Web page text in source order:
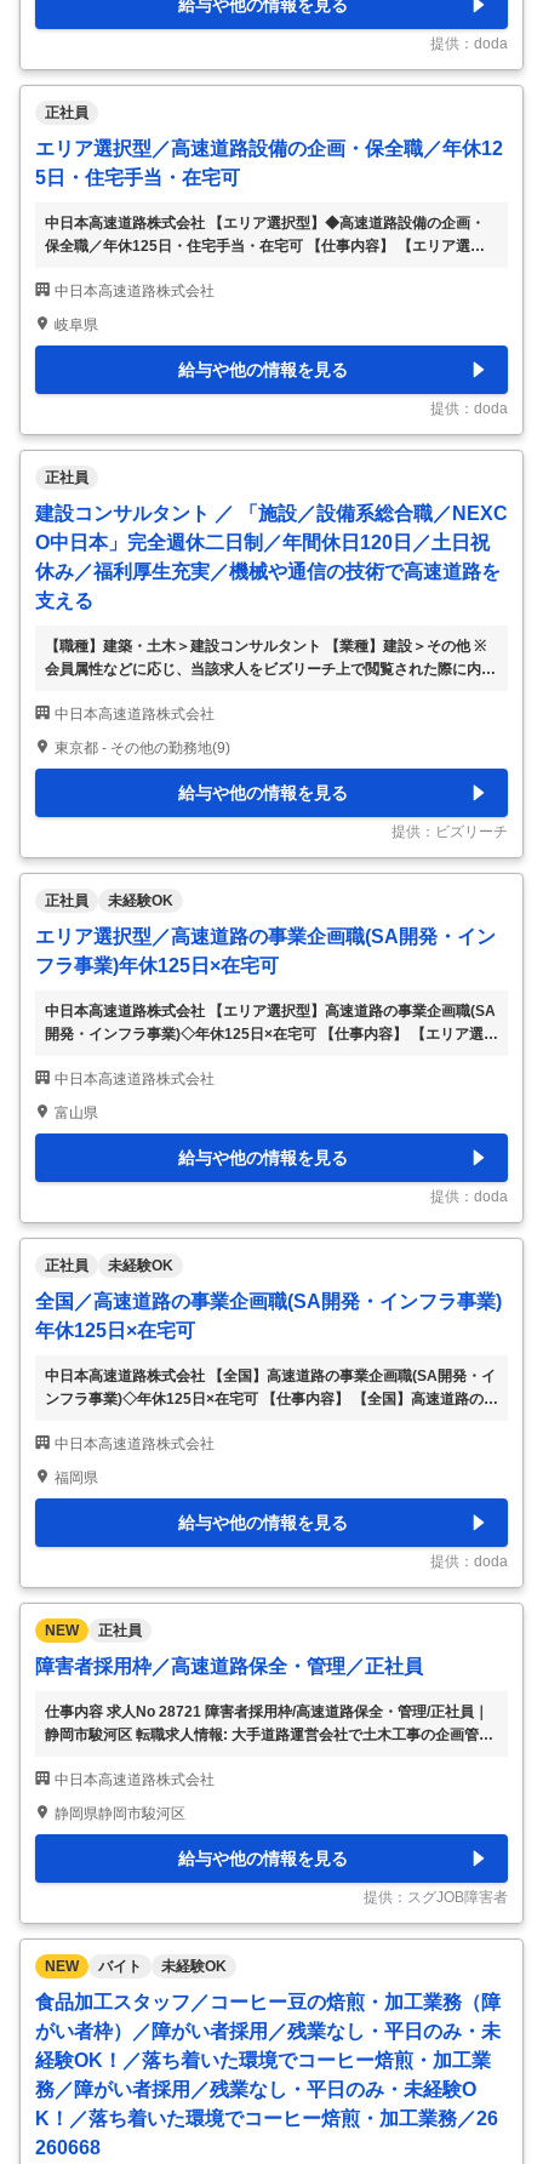
ア形成 ■募集背景 老朽化した高速道路の大規模リニューアルや渋滞対
策、スマートIC整備など、社会インフラの高度化が進む中、当社の担
う役割はます…
給与や他の情報を見る
提供：doda
正社員
エリア選択型／高速道路設備の企画・保全職／年休12
5日・住宅手当・在宅可
中日本高速道路株式会社 【エリア選択型】◆高速道路設備の企画・
保全職／年休125日・住宅手当・在宅可 【仕事内容】 【エリア選択
【具体的な仕事内容】 高速道路という日本の大動脈を支える当社に
て、電気・通信・機械・建築設備の企画・設計・保全を担う「発注者
省100％出資の安定基盤のもと、約2,200kmの高速道路ネットワーク
を支え、1日約170万台の移動を支える社会貢献性の高い仕事です。
★発注者側として大規模案件をリードできるポジション ★年収550万
～800万円／住宅…
中日本高速道路株式会社
岐阜県
給与や他の情報を見る
提供：doda
正社員
建設コンサルタント ／ 「施設／設備系総合職／NEXC
O中日本」完全週休二日制／年間休日120日／土日祝
休み／福利厚生充実／機械や通信の技術で高速道路を
支える
【職種】建築・土木＞建設コンサルタント 【業種】建設＞その他 ※
会員属性などに応じ、当該求人をビズリーチ上で閲覧された際に内容
きた当社。現在も経年劣化した道路構造物のリニューアル、渋滞対
策、スマートICの整備など多くの事業があります。今後も高速道路を
リア特定コースのどちらかの働き方を選択できます】 ※こちらは「全
域異動コース」の求人です。選択コースに間違いないかご確認くださ
い。※ ※応募完了後のコース変更は不可です。※ ① 全域異動※1 ジョ
ブローテーションの範囲…
中日本高速道路株式会社
東京都 - その他の勤務地(9)
給与や他の情報を見る
提供：ビズリーチ
正社員 未経験OK
エリア選択型／高速道路の事業企画職(SA開発・イン
フラ事業)年休125日×在宅可
中日本高速道路株式会社 【エリア選択型】高速道路の事業企画職(SA
開発・インフラ事業)◇年休125日×在宅可 【仕事内容】 【エリア選択
宅可 【具体的な仕事内容】 ★社会インフラを支える安定企業 ★事業
企画として高速道路を「つくる・守る・活かす」仕事 ★年休125日／
異業界経験が活かせる環境 ■募集背景／応募者へのメッセージ 高速道
路の老朽化対策や渋滞解消、スマートICの整備など、当社では今後も
大規模なプロジェクトが控えています。社会インフラを支えるという
使命のも…
中日本高速道路株式会社
富山県
給与や他の情報を見る
提供：doda
正社員 未経験OK
全国／高速道路の事業企画職(SA開発・インフラ事業)
年休125日×在宅可
中日本高速道路株式会社 【全国】高速道路の事業企画職(SA開発・イ
ンフラ事業)◇年休125日×在宅可 【仕事内容】 【全国】高速道路の事
事内容】 ★社会インフラを支える安定企業 ★事業企画として高速道
路を「つくる・守る・活かす」仕事 ★年休125日／土日祝休み／週2
かせる環境 ■募集背景／応募者へのメッセージ 高速道路の老朽化対策
や渋滞解消、スマートICの整備など、当社では今後も大規模なプロジ
ェクトが控えています。社会インフラを支えるという使命のもと、社
内外の関係…
中日本高速道路株式会社
福岡県
給与や他の情報を見る
提供：doda
NEW 正社員
障害者採用枠／高速道路保全・管理／正社員
仕事内容 求人No 28721 障害者採用枠/高速道路保全・管理/正社員｜
静岡市駿河区 転職求人情報: 大手道路運営会社で土木工事の企画管理
い環境が整っております！ 完全週休2日制、マイカー通勤OK、年収4
00万以上、20代・30代活躍、オフィス外勤務、土日休み、正社員、
静岡市駿河区 最寄駅: ＪＲ東海道本線 静岡駅 アクセス: ＪＲ東海道本
線静岡駅より車10分 業種: 高速道路事業 求人企業名: 中日本高速道路
株式会社 仕事内容: 障害者採用枠/高速道路保全・管理 …
中日本高速道路株式会社
静岡県静岡市駿河区
給与や他の情報を見る
提供：スグJOB障害者
NEW バイト 未経験OK
食品加工スタッフ／コーヒー豆の焙煎・加工業務（障
がい者枠）／障がい者採用／残業なし・平日のみ・未
経験OK！／落ち着いた環境でコーヒー焙煎・加工業
務／障がい者採用／残業なし・平日のみ・未経験O
K！／落ち着いた環境でコーヒー焙煎・加工業務／26
260668